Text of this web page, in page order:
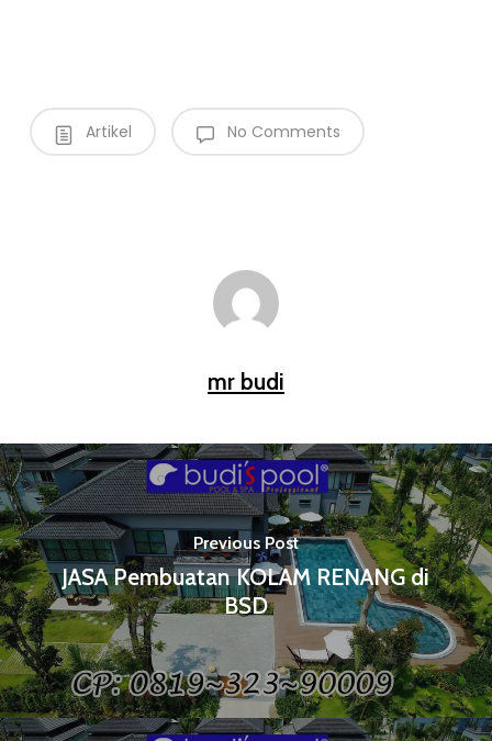
Artikel No Comments
mr budi
Previous Post
JASA Pembuatan KOLAM RENANG di
BSD